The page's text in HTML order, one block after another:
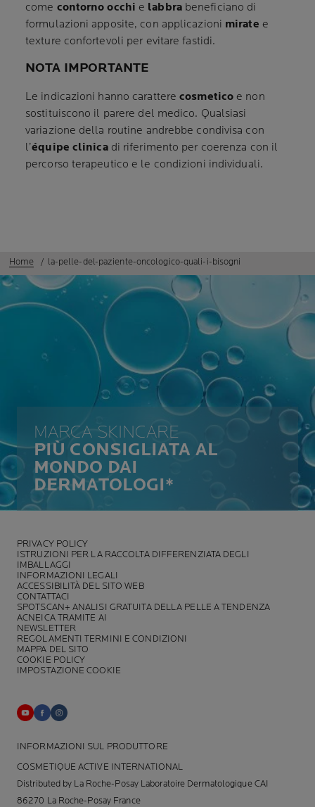
come contorno occhi e labbrabeneficiano di
formulazioni apposite, con applicazioni mirate e
texture confortevoli per evitare fastidi.
NOTA IMPORTANTE
Le indicazioni hanno caratterecosmetico e non
sostituiscono il parere del medico. Qualsiasi
variazione della routine andrebbe condivisa con
l’équipe clinicadi riferimento per coerenza con il
percorso terapeutico e le condizioni individuali.
Home la-pelle-del-paziente-oncologico-quali-i-bisogni
MARCA SKINCARE
PIÙ CONSIGLIATA AL
MONDO DAI
DERMATOLOGI*
PRIVACY POLICY
ISTRUZIONI PER LA RACCOLTA DIFFERENZIATA DEGLI
IMBALLAGGI
INFORMAZIONI LEGALI
ACCESSIBILITÀ DEL SITO WEB
CONTATTACI
SPOTSCAN+ ANALISI GRATUITA DELLA PELLE A TENDENZA
ACNEICA TRAMITE AI
NEWSLETTER
REGOLAMENTI TERMINI E CONDIZIONI
MAPPA DEL SITO
COOKIE POLICY
IMPOSTAZIONE COOKIE
INFORMAZIONI SUL PRODUTTORE
COSMETIQUE ACTIVE INTERNATIONAL
Distributed by La Roche-Posay Laboratoire Dermatologique CAI
86270 La Roche-Posay France